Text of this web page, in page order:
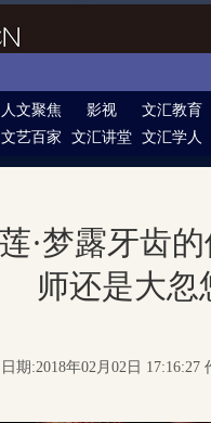
人文聚焦 影视
文汇教育
文艺百家 文汇讲堂 文汇学人
·梦露牙齿
师还是大忽
日期:2018年02月02日 17:16:27